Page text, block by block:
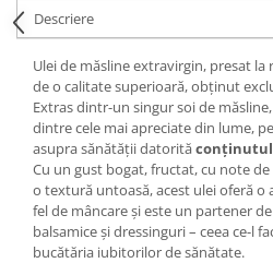
Descriere
Ulei de măsline extravirgin, presat la
de o calitate superioară, obținut
Extras dintr-un singur soi de măsline,
dintre cele mai apreciate din lume,
asupra sănătății datorită
Cu un gust bogat, fructat, cu note
o textură untoasă, acest ulei oferă o
fel de mâncare și este un partener
balsamice și dressinguri – ceea ce-l
bucătăria iubitorilor de sănătate.